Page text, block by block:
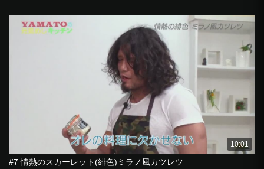
10:01
#7 情熱のスカーレット(緋色)ミラノ風カツレツ